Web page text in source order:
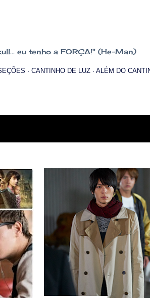
eu tenho a FORÇA!" (He-Man)
CANTINHO DE LUZ ALÉM DO